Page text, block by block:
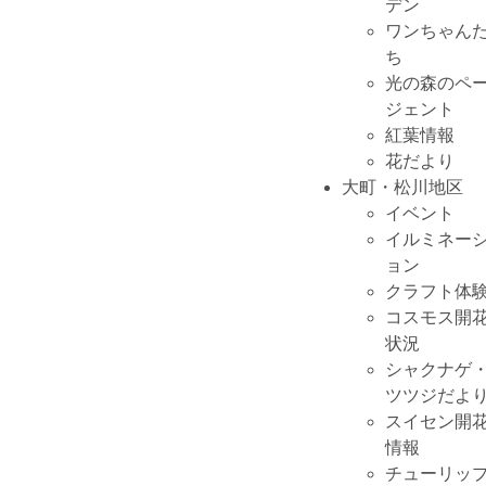
デン
ワンちゃんた
ち
光の森のペ
ジェント
紅葉情報
花だより
大町・松川地区
イベント
イルミネー
ョン
クラフト体
コスモス開
状況
シャクナゲ・
ツツジだより
スイセン開
情報
チューリッ